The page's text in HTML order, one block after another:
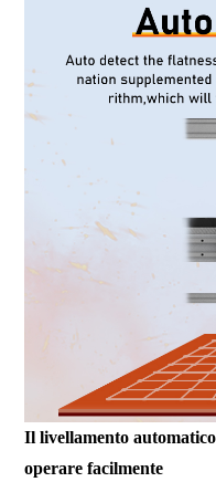
Il livellamento
operare facilmente